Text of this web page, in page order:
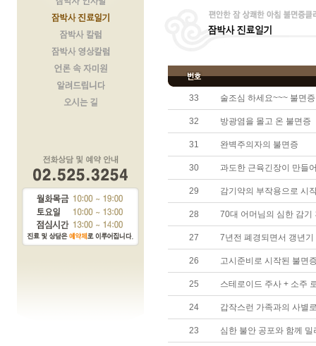
33 술조심 하세요~~~ 불면
32 방광염을 몰고 온 불면증
31 완벽주의자의 불면증
30 과도한 근육긴장이 만들
29 감기약의 부작용으로 시
28 70대 어머님의 심한 감기
27 7년전 폐경되면서 갱년
26 고시준비로 시작된 불면
25 스테로이드 주사 + 소주
24 갑작스런 가족과의 사별
23 심한 불안 공포와 함께